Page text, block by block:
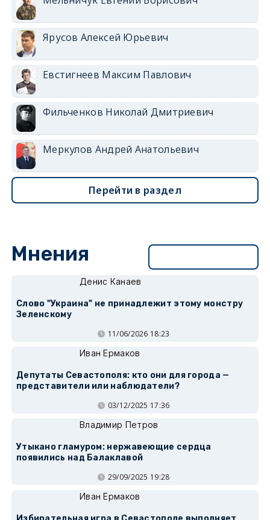
Ярусов Алексей Юрьевич
Евстигнеев Максим Павлович
Фильченков Николай Дмитриевич
Меркулов Андрей Анатольевич
Перейти в раздел
Мнения
Денис Канаев
Слово "Украина" не принадлежит этому монстру
Зеленскому
11/06/2026 18:23
Иван Ермаков
Депутаты Севастополя: кто они для города —
представители или наблюдатели?
03/12/2025 17:36
Владимир Петров
Утыкано гламуром: нержавеющие сердца
появились над Балаклавой
29/09/2025 19:28
Иван Ермаков